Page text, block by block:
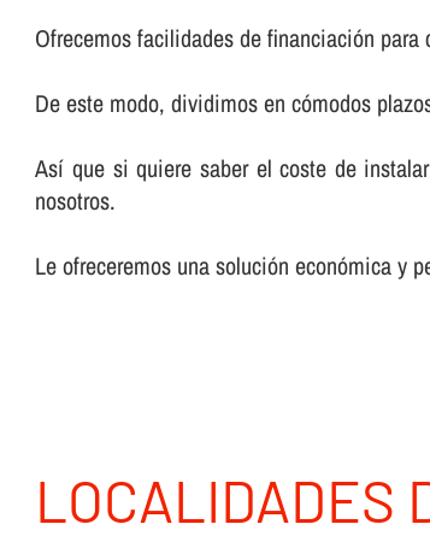
Ofrecemos facilidades de financiación
De este modo, dividimos en cómodos
Así­ que si quiere saber el coste de
nosotros.
Le ofreceremos una solución económica y
LOCALIDADES